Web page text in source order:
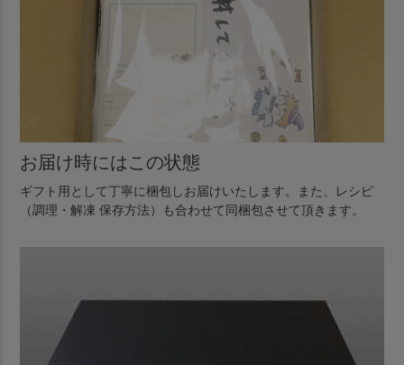
お届け時にはこの状態
ギフト用として丁寧に梱包しお届けいたします。また、レシピ
（調理・解凍 保存方法）も合わせて同梱包させて頂きます。